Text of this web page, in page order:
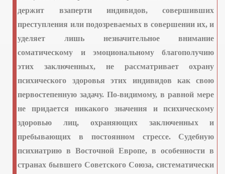
держит взаперти индивидов, совершивших
преступления или подозреваемых в совершении их, и
уделяет лишь незначительное внимание
соматическому и эмоциональному благополучию
этих заключенных, не рассматривает охрану
психического здоровья этих индивидов как свою
первостепенную задачу. По-видимому, в равной мере
не придается никакого значения и психическому
здоровью лиц, охраняющих заключенных и
пребывающих в постоянном стрессе. Судебную
психиатрию в Восточной Европе, в особенности в
странах бывшего Советского Союза, систематически
граждан